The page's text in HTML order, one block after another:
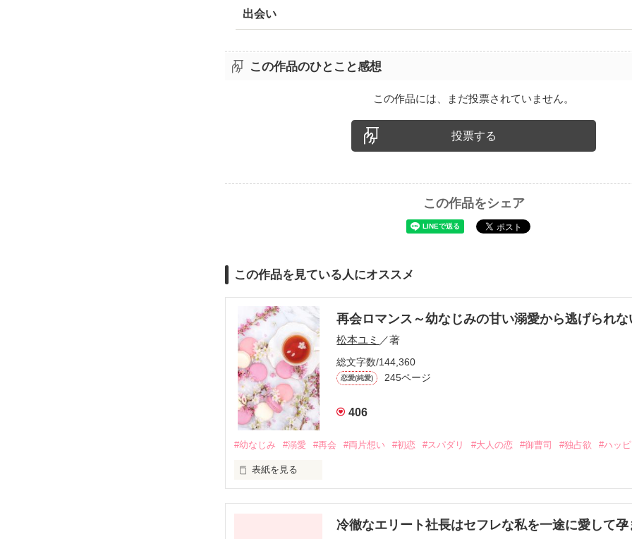
出会い
この作品のひとこと感想
この作品には、まだ投票されていません。
投票する
この作品をシェア
この作品を見ている人にオススメ
再会ロマンス～幼なじみの甘い溺愛から逃げられな
松本ユミ ／著
総文字数/144,360
恋愛(純愛) 245ページ
406
#幼なじみ #溺愛 #再会 #両片想い #初恋 #スパダリ #大人の恋 #御曹司 #独占欲 #ハッ
表紙を見る
冷徹なエリート社長はセフレな私を一途に愛して孕